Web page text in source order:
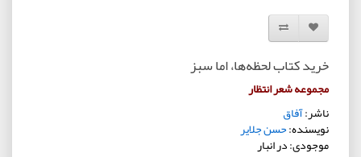
افزودن به لیست دلخواه
مقایسه این محصول
خرید کتاب لحظه‌ها، اما سبز
مجموعه شعر انتظار
ناشر:آفاق
نویسنده:حسن جلاير
موجودی: در انبار